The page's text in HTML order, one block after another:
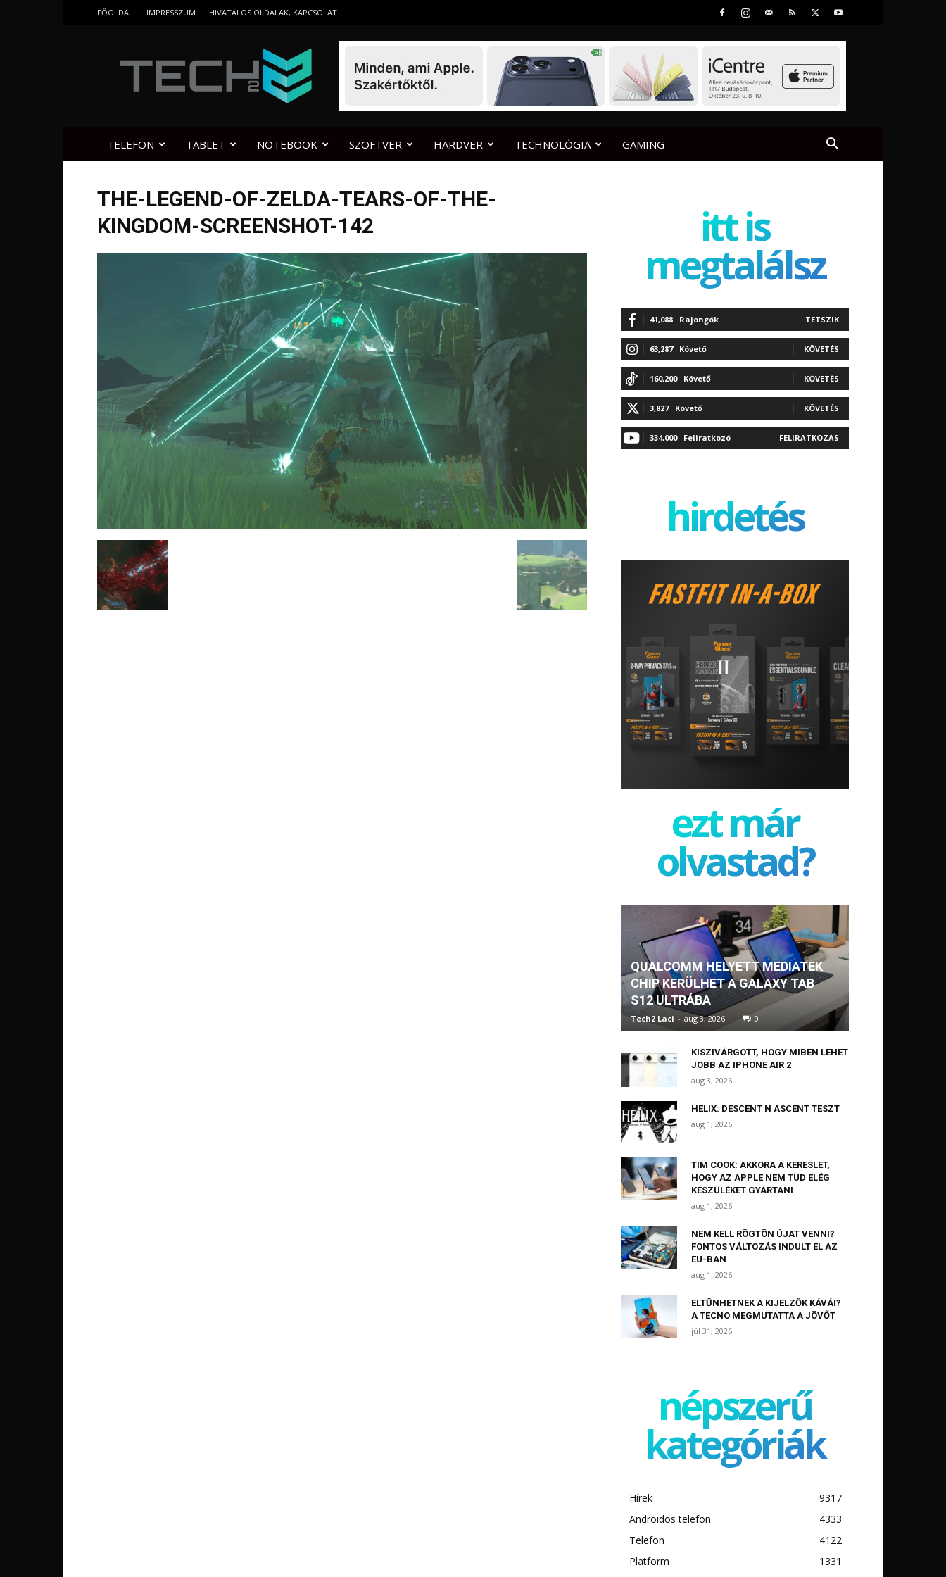
FŐOLDAL IMPRESSZUM HIVATALOS OLDALAK, KAPCSOLAT
TELEFON TABLET NOTEBOOK SZOFTVER HARDVER TECHNOLÓGIA GAMING
THE-LEGEND-OF-ZELDA-TEARS-OF-THE-
KINGDOM-SCREENSHOT-142
itt is
megtalálsz
41,088 Rajongók TETSZIK
63,287 Követő KÖVETÉS
160,200 Követő KÖVETÉS
3,827 Követő KÖVETÉS
334,000 Feliratkozó FELIRATKOZÁS
hirdetés
ezt már
olvastad?
QUALCOMM HELYETT MEDIATEK
CHIP KERÜLHET A GALAXY TAB
S12 ULTRÁBA
Tech2 Laci - aug 3, 2026 0
KISZIVÁRGOTT, HOGY MIBEN LEHET
JOBB AZ IPHONE AIR 2
aug 3, 2026
HELIX: DESCENT N ASCENT TESZT
aug 1, 2026
TIM COOK: AKKORA A KERESLET,
HOGY AZ APPLE NEM TUD ELÉG
KÉSZÜLÉKET GYÁRTANI
aug 1, 2026
NEM KELL RÖGTÖN ÚJAT VENNI?
FONTOS VÁLTOZÁS INDULT EL AZ
EU-BAN
aug 1, 2026
ELTŰNHETNEK A KIJELZŐK KÁVÁI?
A TECNO MEGMUTATTA A JÖVŐT
júl 31, 2026
népszerű
kategóriák
Hírek
9317
Androidos telefon
4333
Telefon
4122
Platform
1331